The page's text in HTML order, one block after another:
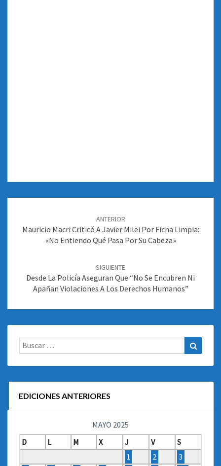
entradas
ANTERIOR
Mauricio Macri Criticó A Javier Milei Por Ficha Limpia:
«No Entiendo Qué Pasa Por Su Cabeza»
SIGUIENTE
Desde La Policía Aseguran Que “no Se Encubren Ni
Apañan Violaciones A Los Derechos Humanos”
Buscar:
EDICIONES ANTERIORES
MAYO 2025
D
L M X J V
S
1
2
3